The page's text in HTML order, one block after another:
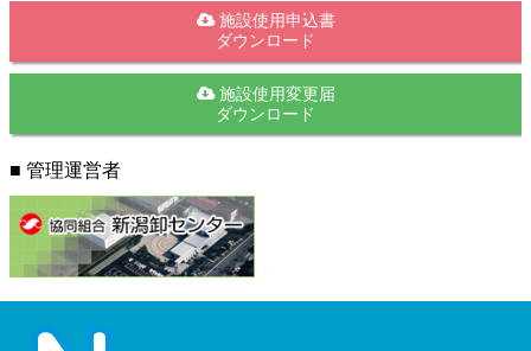
施設使用申込書
ダウンロード
施設使用変更届
ダウンロード
■ 管理運営者